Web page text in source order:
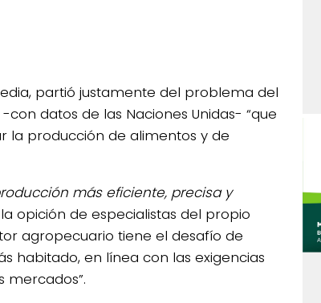
partió justamente del problema del
datos de las Naciones Unidas- “que
la producción de alimentos y de
más eficiente, precisa y
opición de especialistas del propio
agropecuario tiene el desafío de
habitado, en línea con las exigencias
mercados”.